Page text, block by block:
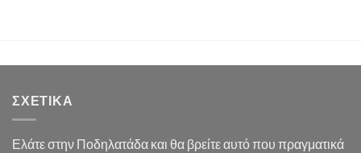
ΣΧΕΤΙΚΆ
Ελάτε στην Ποδηλατάδα και θα βρείτε αυτό που πραγματικά